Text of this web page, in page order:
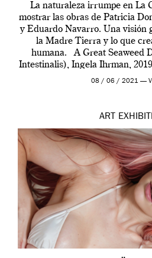
La naturaleza irrumpe en La
mostrar las obras de Patricia
y Eduardo Navarro. Una visión
la Madre Tierra y lo que
humana. A Great Seaweed
Intestinalis), Ingela Ihrman,
Madrid y la
08 / 06 / 2021 —
ART